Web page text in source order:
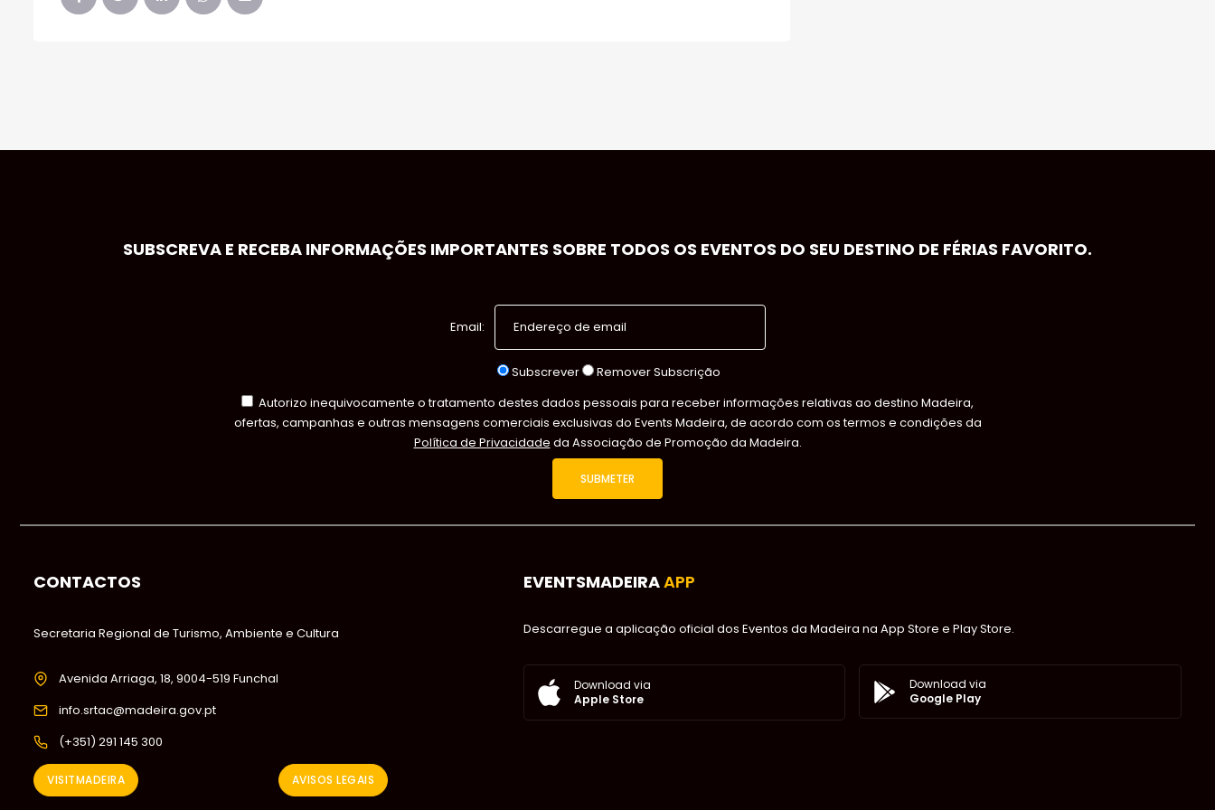
SUBSCREVA E RECEBA INFORMAÇÕES IMPORTANTES SOBRE TODOS OS EVENTOS DO SEU DESTINO DE FÉRIAS FAVORITO.
Email:
Subscrever
Remover Subscrição
Autorizo inequivocamente o tratamento destes dados pessoais para receber informações relativas ao destino Madeira,
ofertas, campanhas e outras mensagens comerciais exclusivas do Events Madeira, de acordo com os termos e condições da
Política de Privacidade da Associação de Promoção da Madeira.
CONTACTOS
Secretaria Regional de Turismo, Ambiente e Cultura
Avenida Arriaga, 18, 9004-519 Funchal
info.srtac@madeira.gov.pt
(+351) 291 145 300
VISITMADEIRA AVISOS LEGAIS
EVENTSMADEIRAAPP
Descarregue a aplicação oficial dos Eventos da Madeira na App Store e Play Store.
Download via
Apple Store
Download via
Google Play